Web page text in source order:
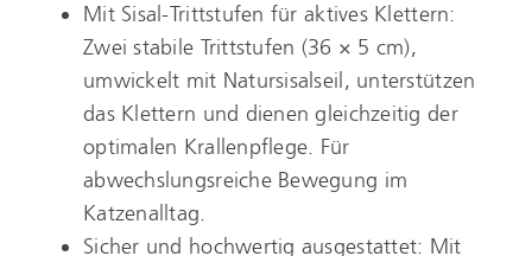
Mit Sisal-Trittstufen für aktives Klettern:
Zwei stabile Trittstufen (36 × 5 cm),
umwickelt mit Natursisalseil, unterstützen
das Klettern und dienen gleichzeitig der
optimalen Krallenpflege. Für
abwechslungsreiche Bewegung im
Katzenalltag.
Sicher und hochwertig ausgestattet: Mit